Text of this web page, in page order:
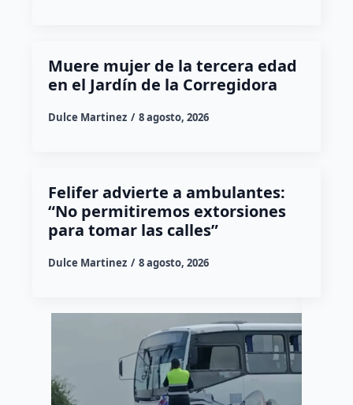
Muere mujer de la tercera edad
en el Jardín de la Corregidora
Dulce Martinez 8 agosto, 2026
Felifer advierte a ambulantes:
“No permitiremos extorsiones
para tomar las calles”
Dulce Martinez 8 agosto, 2026